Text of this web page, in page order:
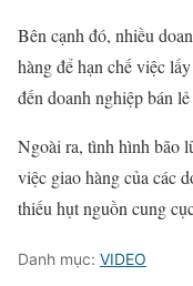
Bên cạnh đó, nhiều
hàng để hạn chế việc
đến doanh nghiệp bán
Ngoài ra, tình hình bão
việc giao hàng của các
thiếu hụt nguồn cung
Danh mục: VIDEO